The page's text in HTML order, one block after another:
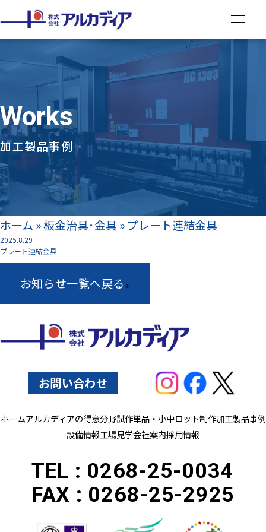
Works
加工製品事例
ホーム »板金治具･金具 »プレート連結金具
2025.8.29
プレート連結金具
お知らせ一覧へ戻る
ホームアルカディアの得意分野試作単品・小中ロット制作加工製品事例
設備情報工場見学会社案内採用情報
お問い合わせ
TEL : 0268-25-0034
FAX : 0268-25-2925